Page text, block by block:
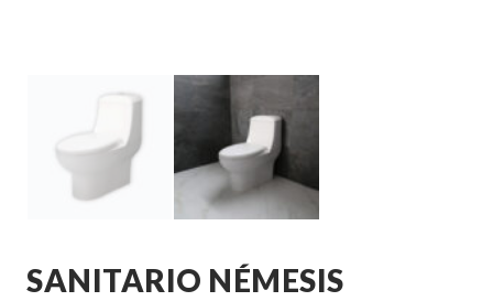
SANITARIO NÉMESIS